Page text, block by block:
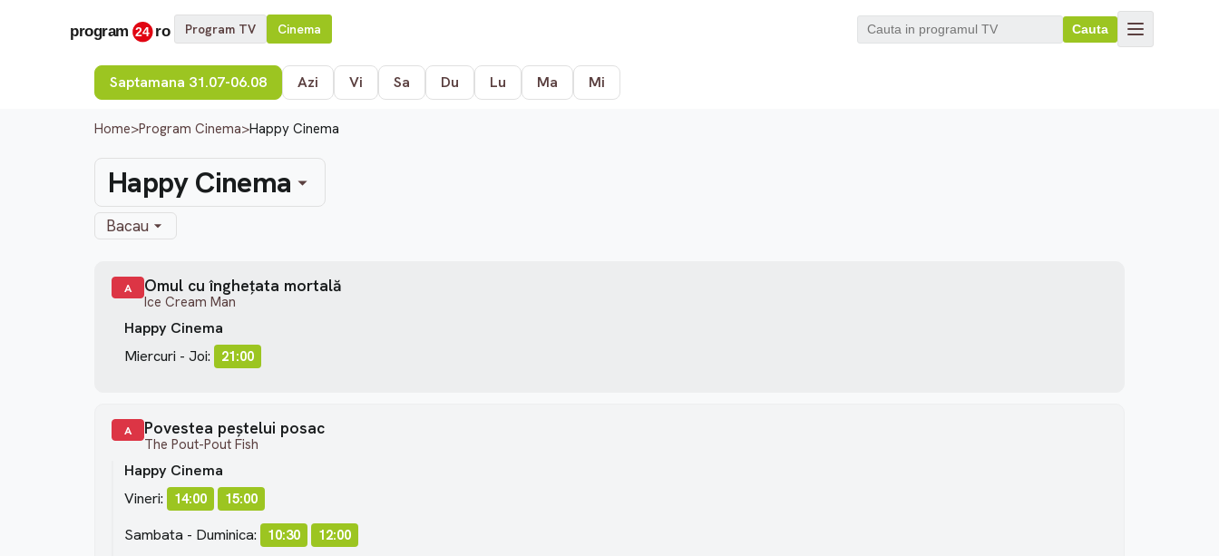
Program TV Cinema Cauta
Saptamana 31.07-06.08 Azi Vi Sa Du Lu Ma Mi
Home>Program Cinema>Happy Cinema
Happy Cinema
Bacau
A Omul cu înghețata mortală
Ice Cream Man
Happy Cinema
Miercuri - Joi:
21:00
A Povestea peștelui posac
The Pout-Pout Fish
Happy Cinema
Vineri:
14:00 15:00
Sambata - Duminica: 10:30 12:00